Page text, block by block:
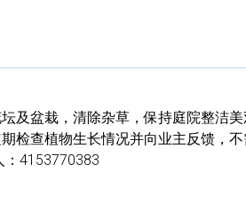
及盆栽，清除杂草，保持庭院整洁
检查植物生长情况并向业主反馈，
4153770383